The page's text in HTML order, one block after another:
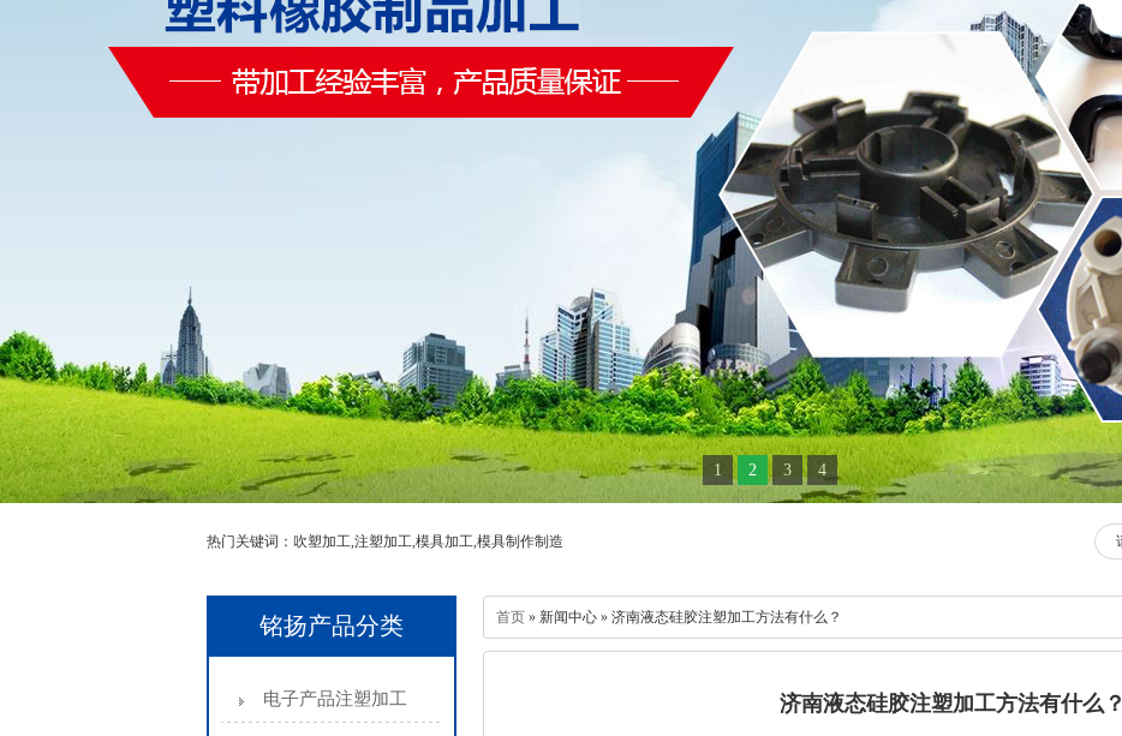
1 2 3 4
热门关键词：吹塑加工,注塑加工,模具加工,模具制作制造
铭扬产品分类
电子产品注塑加工
首页 » 新闻中心 » 济南液态硅胶注塑加工方法有什么？
济南液态硅胶注塑加工方法有什么？